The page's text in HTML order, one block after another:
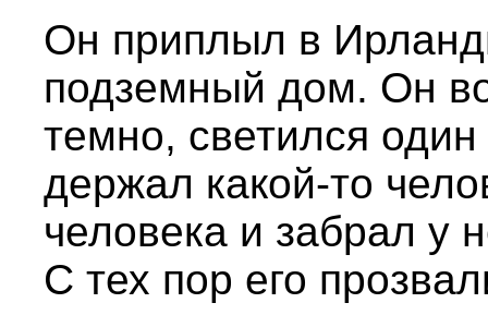
Он приплыл в
подземный дом. Он
темно, светился
держал какой-то
человека и забрал у
С тех пор его